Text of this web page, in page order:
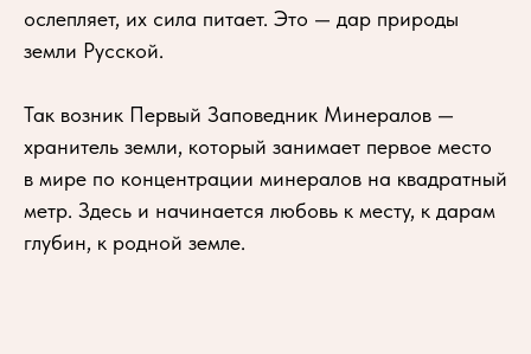
ослепляет, их сила питает. Это — дар природы
земли Русской.
Так возник Первый Заповедник Минералов —
хранитель земли, который занимает первое место
в мире по концентрации минералов на квадратный
метр. Здесь и начинается любовь к месту, к дарам
глубин, к родной земле.